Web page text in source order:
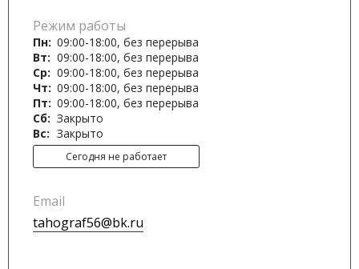
Режим работы
Пн: 09:00-18:00, без перерыва
Вт: 09:00-18:00, без перерыва
Ср: 09:00-18:00, без перерыва
Чт: 09:00-18:00, без перерыва
Пт: 09:00-18:00, без перерыва
Сб: Закрыто
Вс: Закрыто
Сегодня не работает
Email
tahograf56@bk.ru